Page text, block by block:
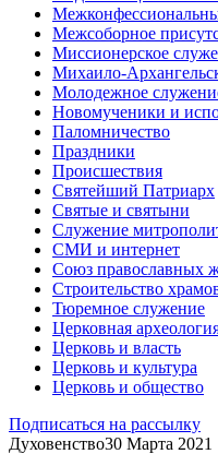
Межсоборное
Миссионерское
Михаило-
Молодежное
Новомученики и
Паломничество
Праздники
Происшествия
Святейший Патриарх
Святые и святыни
Служение
СМИ и интернет
Союз православных
Строительство
Тюремное служение
Церковная
Церковь и власть
Церковь и культура
Церковь и общество
Подписаться на рассылку
Духовенство30 Марта 2021